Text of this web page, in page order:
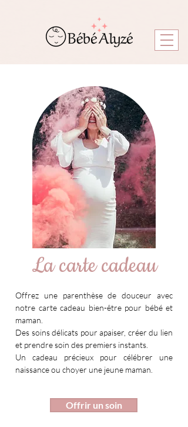
La carte cadeau
Offrez une parenthèse de douceur avec
notre carte cadeau bien-être pour bébé et
maman.
Des soins délicats pour apaiser, créer du lien
et prendre soin des premiers instants.
Un cadeau précieux pour célébrer une
naissance ou choyer une jeune maman.
Offrir un soin